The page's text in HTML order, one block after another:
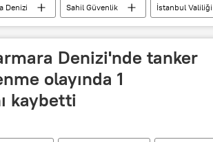
Denizi Sahil Güvenlik
İstanbul Valiliği
Denizi'nde tanker
olayında 1
kaybetti